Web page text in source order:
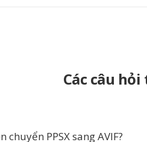
Các câu
chuyển PPSX sang AVIF?